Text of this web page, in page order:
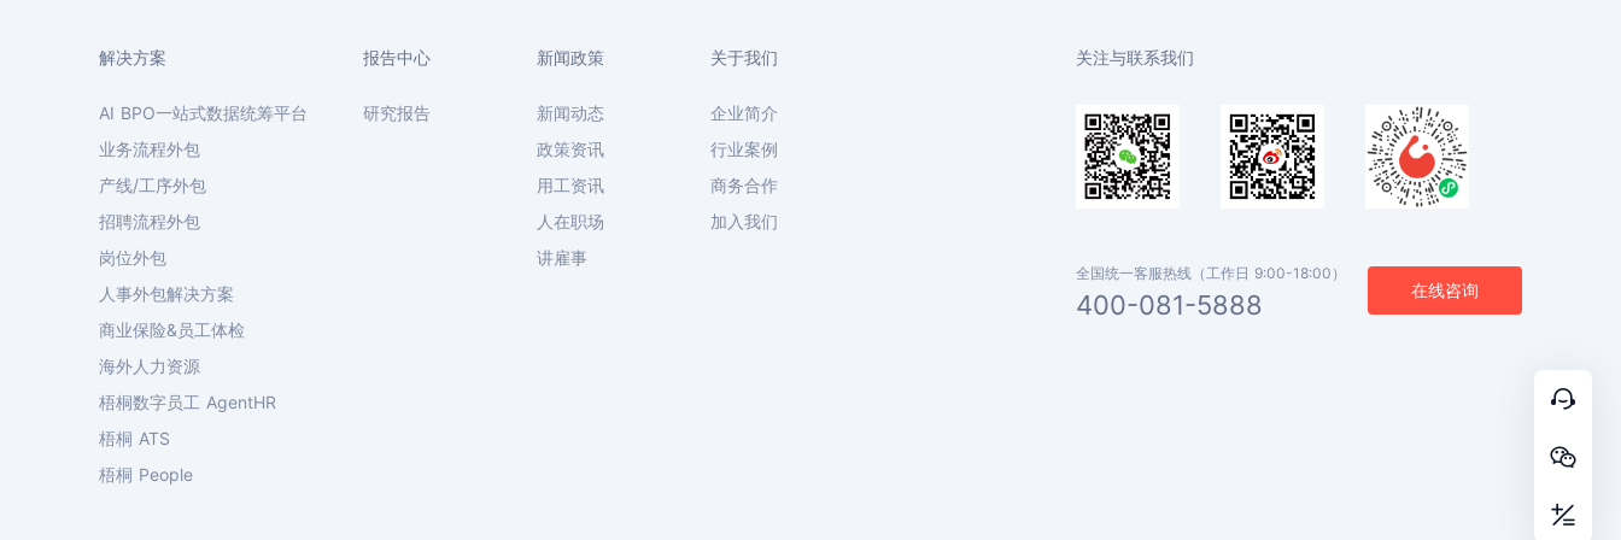



解决方案
AI BPO一站式数据统筹平台
业务流程外包
产线/工序外包
招聘流程外包
岗位外包
人事外包解决方案
商业保险&员工体检
海外人力资源
梧桐数字员工 AgentHR
梧桐 ATS
梧桐 People
报告中心
研究报告
新闻政策
新闻动态
政策资讯
用工资讯
人在职场
讲雇事
关于我们
企业简介
行业案例
商务合作
加入我们
关注与联系我们
全国统一客服热线（工作日 9:00-18:00）
400-081-5888 在线咨询